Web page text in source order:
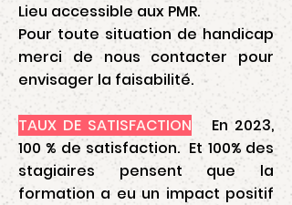
Lieu accessible aux PMR.
Pour toute situation de handicap
merci de nous contacter pour
envisager la faisabilité.
TAUX DE SATISFACTION En 2023,
100 % de satisfaction. Et 100% des
stagiaires pensent que la
formation a eu un impact positif